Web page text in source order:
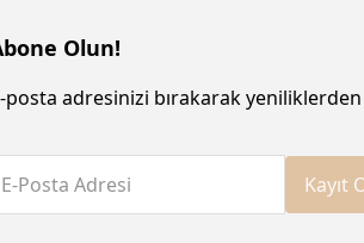
Olun!
posta adresinizi bırakarak
E-Posta Adresi Kayıt